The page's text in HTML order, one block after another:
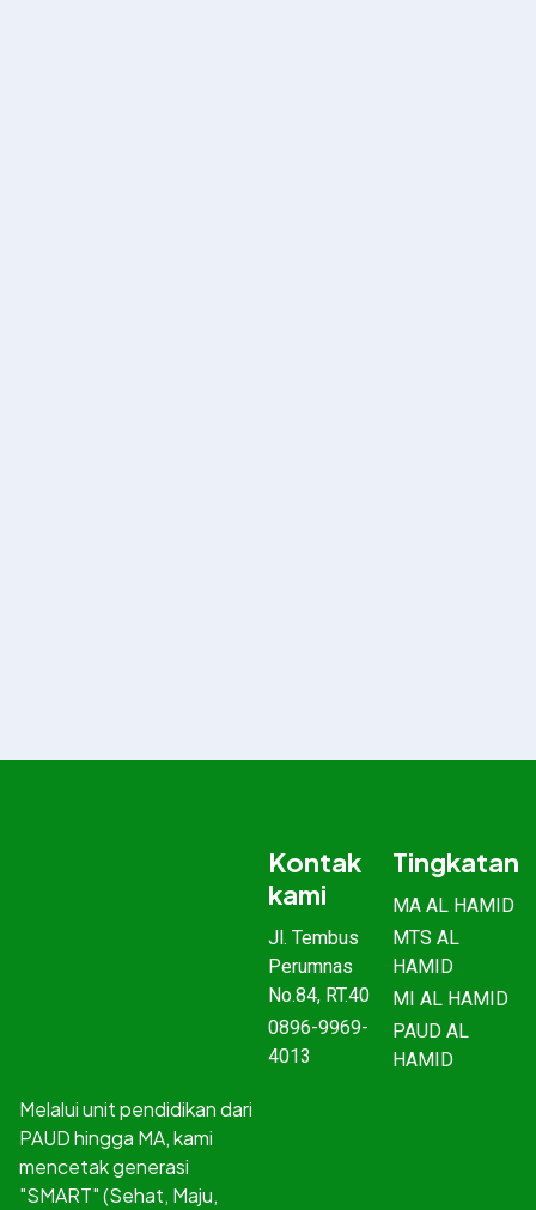
Melalui unit pendidikan dari
PAUD hingga MA, kami
mencetak generasi
"SMART" (Sehat, Maju,
Kontak
kami
Jl. Tembus
Perumnas
No.84, RT.40
0896-9969-
4013
Tingkatan
MA AL HAMID
MTS AL
HAMID
MI AL HAMID
PAUD AL
HAMID